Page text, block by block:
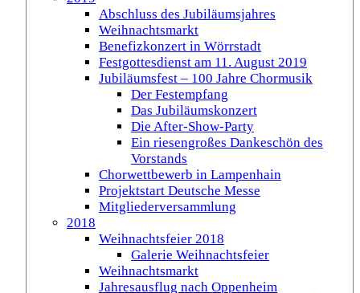
Abschluss des Jubiläumsjahres
Weihnachtsmarkt
Benefizkonzert in Wörrstadt
Festgottesdienst am 11. August 2019
Jubiläumsfest – 100 Jahre Chormusik
Der Festempfang
Das Jubiläumskonzert
Die After-Show-Party
Ein riesengroßes Dankeschön des
Vorstands
Chorwettbewerb in Lampenhain
Projektstart Deutsche Messe
Mitgliederversammlung
2018
Weihnachtsfeier 2018
Galerie Weihnachtsfeier
Weihnachtsmarkt
Jahresausflug nach Oppenheim